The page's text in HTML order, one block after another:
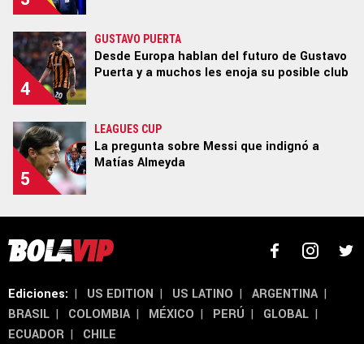
Términos y Condiciones
Políticas de Privacidad
Ad Choices
4
GUSTAVO PUERTA
Desde Europa hablan del futuro de Gustavo
Puerta y a muchos les enoja su posible club
5
LEAGUES CUP
La pregunta sobre Messi que indignó a
Matías Almeyda
Ediciones: | US EDITION | US LATINO | ARGENTINA |
BRASIL | COLOMBIA | MÉXICO | PERÚ | GLOBAL |
ECUADOR | CHILE